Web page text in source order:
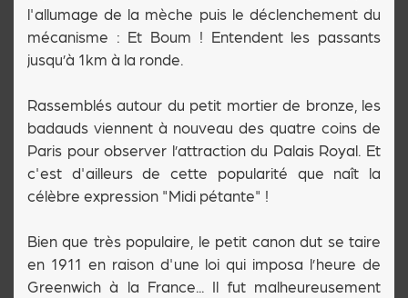
l'allumage de la mèche puis le déclenchement du
mécanisme : Et Boum ! Entendent les passants
jusqu’à 1km à la ronde.
Rassemblés autour du petit mortier de bronze, les
badauds viennent à nouveau des quatre coins de
Paris pour observer l’attraction du Palais Royal. Et
c'est d'ailleurs de cette popularité que naît la
célèbre expression "Midi pétante" !
Bien que très populaire, le petit canon dut se taire
en 1911 en raison d'une loi qui imposa l’heure de
Greenwich à la France... Il fut malheureusement